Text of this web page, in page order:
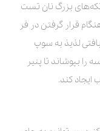
بزرگ نان تست
قرار گرفتن در فر
لذیذ به سوپ
بپوشاند تا پنیر
ایجاد کند.